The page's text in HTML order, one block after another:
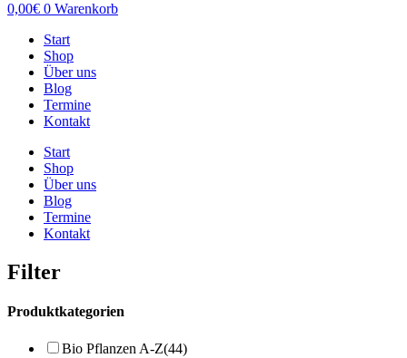
0,00€ 0 Warenkorb
Start
Shop
Über uns
Blog
Termine
Kontakt
Start
Shop
Über uns
Blog
Termine
Kontakt
Filter
Produktkategorien
Bio Pflanzen A-Z(44)